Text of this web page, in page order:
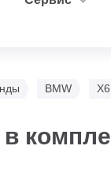
BMW X6
в